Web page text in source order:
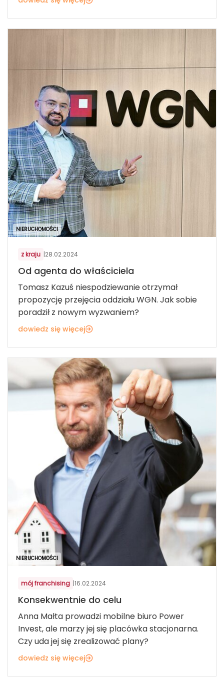
NIERUCHOMOŚCI
z kraju |28.02.2024
Od agenta do właściciela
Tomasz Kazuś niespodziewanie otrzymał
propozycję przejęcia oddziału WGN. Jak sobie
poradził z nowym wyzwaniem?
dowiedz się więcej
NIERUCHOMOŚCI
mój franchising |16.02.2024
Konsekwentnie do celu
Anna Małta prowadzi mobilne biuro Power
Invest, ale marzy jej się placówka stacjonarna.
Czy uda jej się zrealizować plany?
dowiedz się więcej